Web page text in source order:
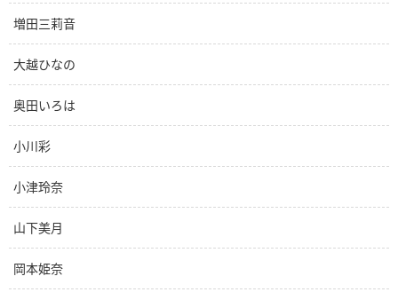
増田三莉音
大越ひなの
奥田いろは
小川彩
小津玲奈
山下美月
岡本姫奈